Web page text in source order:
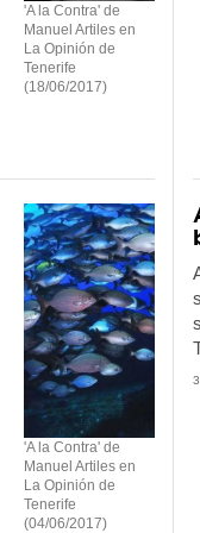
'A la Contra' de
Manuel Artiles en
La Opinión de
Tenerife
(18/06/2017)
'A la Contra' de
Manuel Artiles en
La Opinión de
Tenerife
(04/06/2017)